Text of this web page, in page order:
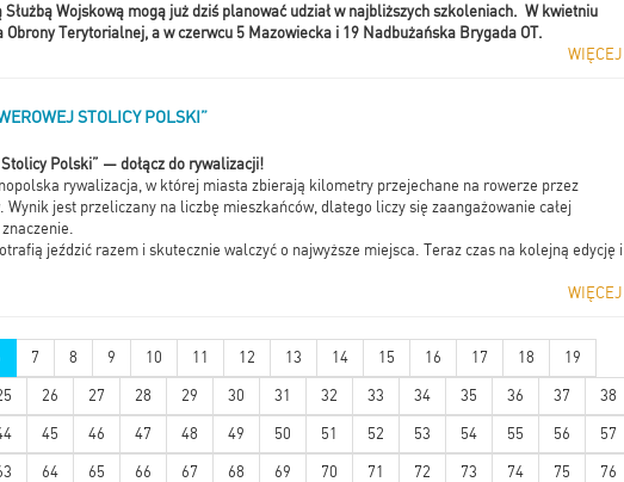
Wojskową mogą już dziś planować udział w najbliższych szkoleniach. W kwietniu
Obrony Terytorialnej, a w czerwcu 5 Mazowiecka i 19 Nadbużańska Brygada OT.
WIĘCEJ
STOLICY POLSKI”
Polski” — dołącz do rywalizacji!
rywalizacja, w której miasta zbierają kilometry przejechane na rowerze przez
jest przeliczany na liczbę mieszkańców, dlatego liczy się zaangażowanie całej
jeździć razem i skutecznie walczyć o najwyższe miejsca. Teraz czas na kolejną edycję i
WIĘCEJ
7 8 9 10 11 12 13 14 15 16 17 18 19
26 27 28 29 30 31 32 33 34 35 36 37 38
45 46 47 48 49 50 51 52 53 54 55 56 57
64 65 66 67 68 69 70 71 72 73 74 75 76